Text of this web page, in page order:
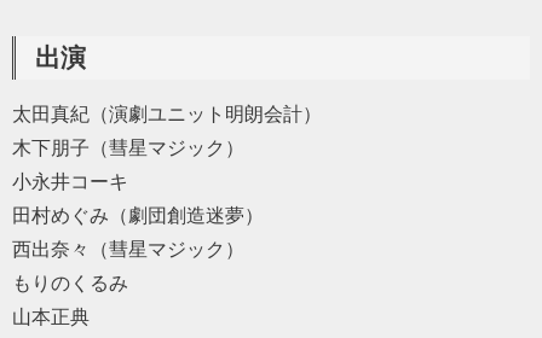
出演
太田真紀（演劇ユニット明朗会計）
木下朋子（彗星マジック）
小永井コーキ
田村めぐみ（劇団創造迷夢）
西出奈々（彗星マジック）
もりのくるみ
山本正典